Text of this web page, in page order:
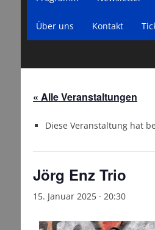
Menü
Inhalt
Über uns Kontakt
« Alle Veranstaltungen
Diese Veranstaltung hat
Jörg Enz Trio
15. Januar 2025 · 20:30